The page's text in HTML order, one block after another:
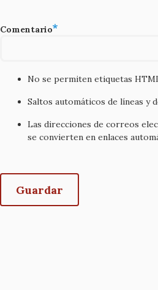
Comentario
No se permiten etiquetas
Saltos automáticos de líneas y
Las direcciones de correos
se convierten en enlaces